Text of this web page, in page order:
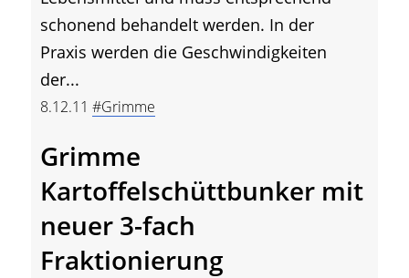
schonend behandelt werden. In der
Praxis werden die Geschwindigkeiten
der...
8.12.11 #Grimme
Grimme
Kartoffelschüttbunker mit
neuer 3-fach
Fraktionierung